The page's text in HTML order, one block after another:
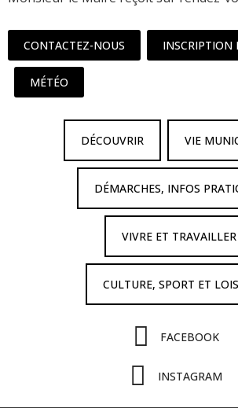
CONTACTEZ-NOUS INSCRIPTION
MÉTÉO
DÉCOUVRIR VIE
DÉMARCHES, INFOS
VIVRE ET TRAVAILLER
CULTURE, SPORT ET
FACEBOOK
INSTAGRAM